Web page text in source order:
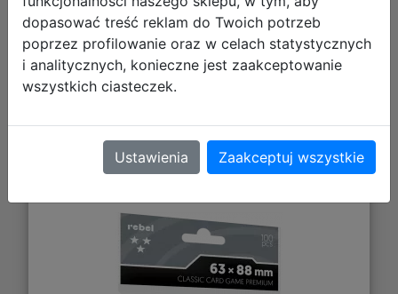
Rebel Koszulki na Karty Premium
Corvus "Classic Card Game
dopasować treść reklam do Twoich potrzeb
poprzez profilowanie oraz w celach statystycznych
i analitycznych, konieczne jest zaakceptowanie
wszystkich ciasteczek.
Ustawienia Zaakceptuj wszystkie